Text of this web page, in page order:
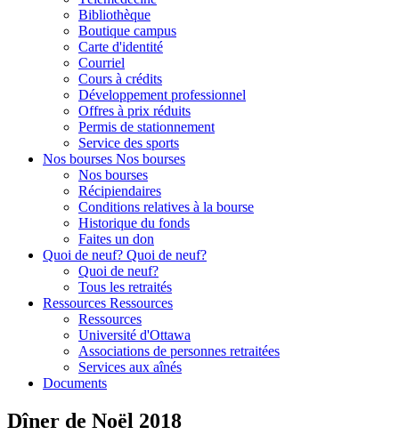
Bibliothèque
Boutique campus
Carte d'identité
Courriel
Cours à crédits
Développement professionnel
Offres à prix réduits
Permis de stationnement
Service des sports
Nos bourses Nos bourses
Nos bourses
Récipiendaires
Conditions relatives à la bourse
Historique du fonds
Faites un don
Quoi de neuf? Quoi de neuf?
Quoi de neuf?
Tous les retraités
Ressources Ressources
Ressources
Université d'Ottawa
Associations de personnes retraitées
Services aux aînés
Documents
Dîner de Noël 2018